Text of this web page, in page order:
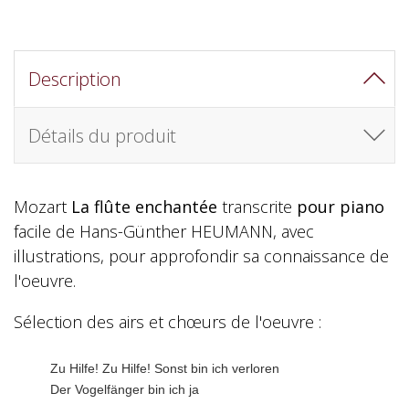
Description
Détails du produit
Mozart La flûte enchantée transcrite pour piano
facile de Hans-Günther HEUMANN, avec
illustrations, pour approfondir sa connaissance de
l'oeuvre.
Sélection des airs et chœurs de l'oeuvre :
Zu Hilfe! Zu Hilfe! Sonst bin ich verloren
Der Vogelfänger bin ich ja